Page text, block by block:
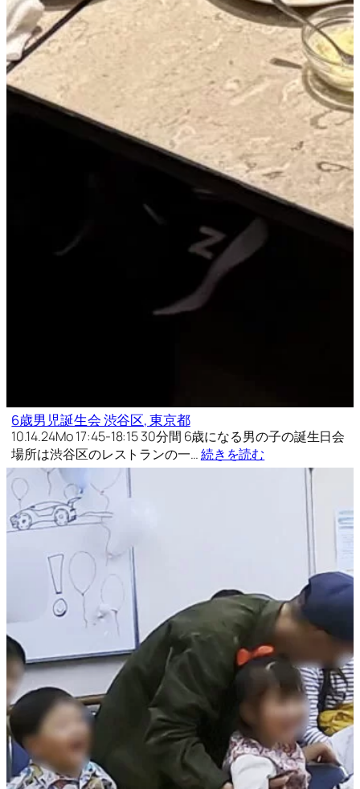
6歳男児誕生会 渋谷区, 東京都
10.14.24Mo 17:45-18:15 30分間 6歳になる男の子の誕生日会
場所は渋谷区のレストランの一…続きを読む